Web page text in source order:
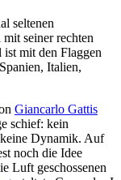
seltenen
seiner rechten
mit den Flaggen
Italien,
Giancarlo Gattis
schief: kein
Dynamik. Auf
noch die Idee
Luft geschossenen